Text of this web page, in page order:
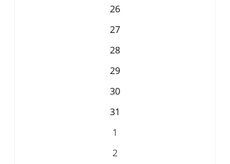
26
27
28
29
30
31
1
2